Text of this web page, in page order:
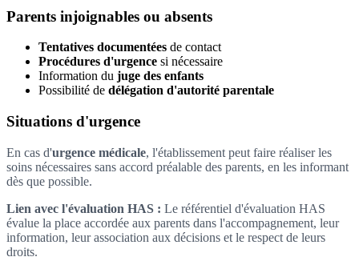
Parents injoignables ou absents
Tentatives documentées de contact
Procédures d'urgence si nécessaire
Information du juge des enfants
Possibilité de délégation d'autorité parentale
Situations d'urgence
En cas d'urgence médicale, l'établissement peut faire réaliser les
soins nécessaires sans accord préalable des parents, en les informant
dès que possible.
Lien avec l'évaluation HAS : Le référentiel d'évaluation HAS
évalue la place accordée aux parents dans l'accompagnement, leur
information, leur association aux décisions et le respect de leurs
droits.